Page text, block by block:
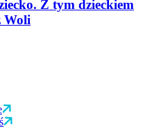
Z tym dzieckiem
Woli